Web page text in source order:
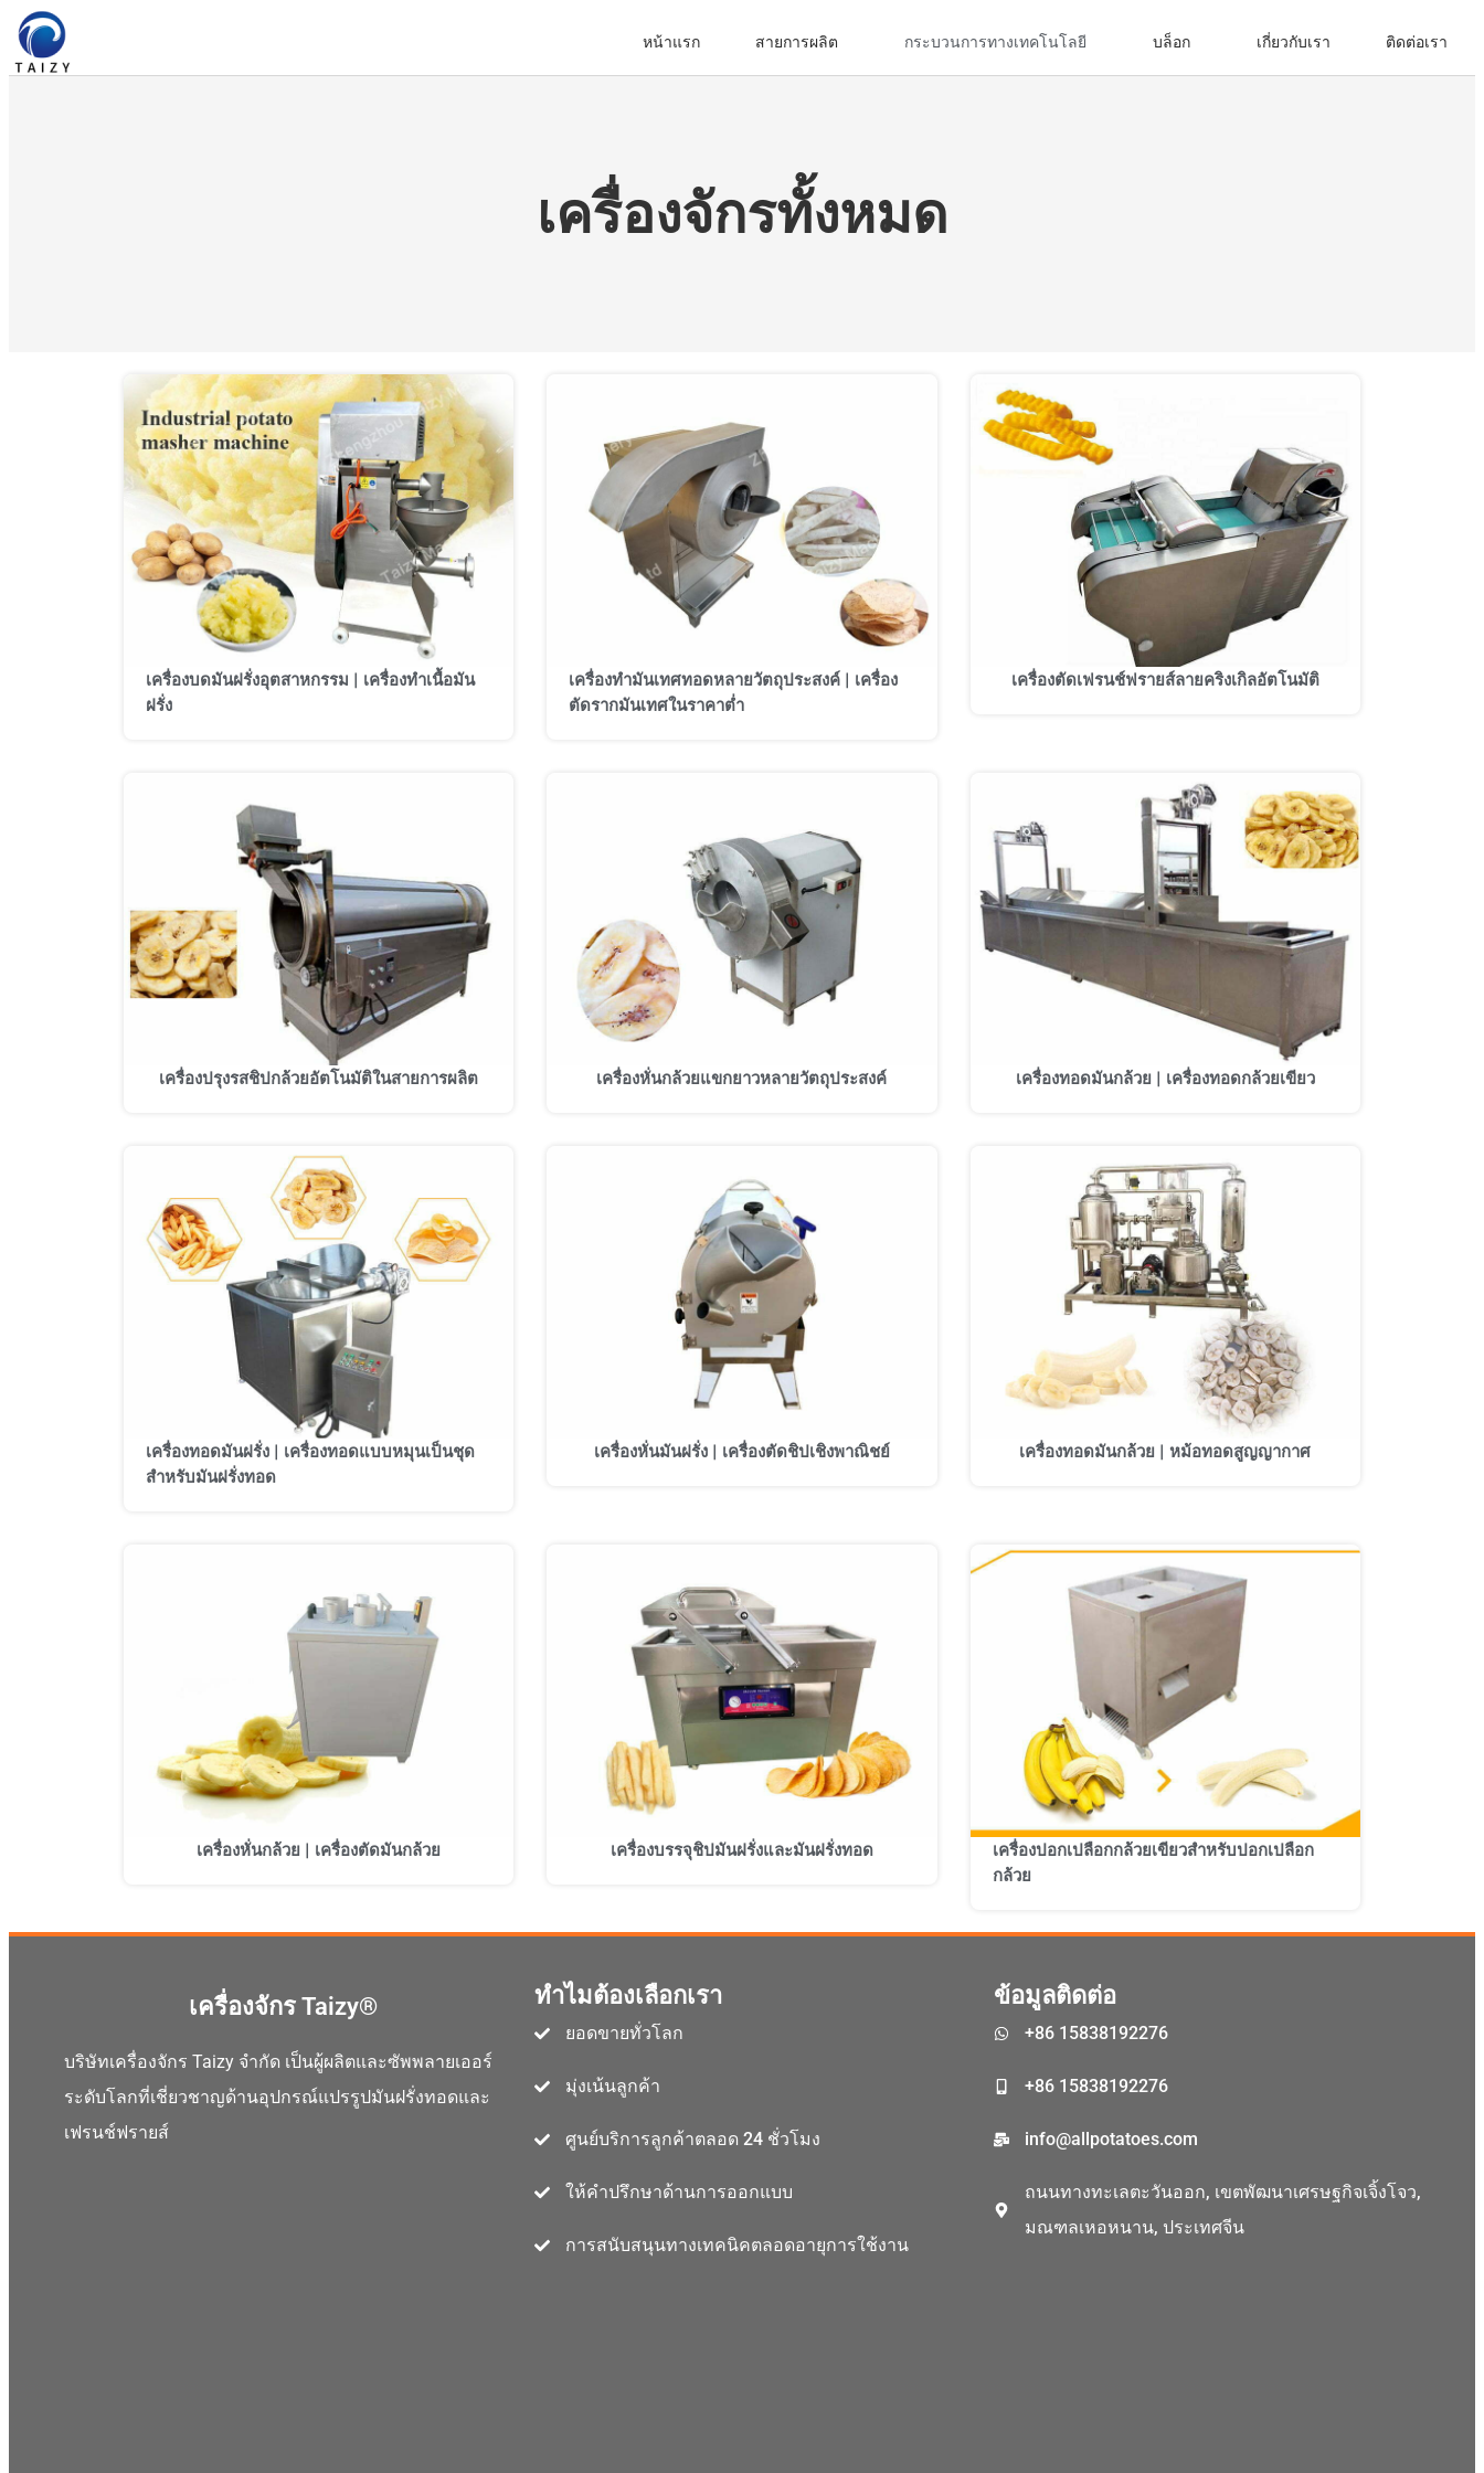
หน้าแรก สายการผลิต กระบวนการทางเทคโนโลยี บล็อก เกี่ยวกับเรา ติดต่อเรา
เครื่องจักรทั้งหมด
เครื่องบดมันฝรั่งอุตสาหกรรม | เครื่องทำเนื้อมัน
ฝรั่ง
เครื่องทำมันเทศทอดหลายวัตถุประสงค์ | เครื่อง
ตัดรากมันเทศในราคาต่ำ
เครื่องตัดเฟรนช์ฟรายส์ลายคริงเกิลอัตโนมัติ
เครื่องปรุงรสชิปกล้วยอัตโนมัติในสายการผลิต เครื่องหั่นกล้วยแขกยาวหลายวัตถุประสงค์ เครื่องทอดมันกล้วย | เครื่องทอดกล้วยเขียว
เครื่องทอดมันฝรั่ง | เครื่องทอดแบบหมุนเป็นชุด
สำหรับมันฝรั่งทอด
เครื่องหั่นมันฝรั่ง | เครื่องตัดชิปเชิงพาณิชย์ เครื่องทอดมันกล้วย | หม้อทอดสูญญากาศ
เครื่องหั่นกล้วย | เครื่องตัดมันกล้วย เครื่องบรรจุชิปมันฝรั่งและมันฝรั่งทอด
เครื่องปอกเปลือกกล้วยเขียวสำหรับปอกเปลือก
กล้วย
เครื่องจักร Taizy®
บริษัทเครื่องจักร Taizy จำกัด เป็นผู้ผลิตและซัพพลายเออร์
ระดับโลกที่เชี่ยวชาญด้านอุปกรณ์แปรรูปมันฝรั่งทอดและ
เฟรนช์ฟรายส์
ทำไมต้องเลือกเรา
ยอดขายทั่วโลก
มุ่งเน้นลูกค้า
ศูนย์บริการลูกค้าตลอด 24 ชั่วโมง
ให้คำปรึกษาด้านการออกแบบ
การสนับสนุนทางเทคนิคตลอดอายุการใช้งาน
ข้อมูลติดต่อ
+86 15838192276
+86 15838192276
info@allpotatoes.com
ถนนทางทะเลตะวันออก, เขตพัฒนาเศรษฐกิจเจิ้งโจว,
มณฑลเหอหนาน, ประเทศจีนTurkish
Hindi
Swahili